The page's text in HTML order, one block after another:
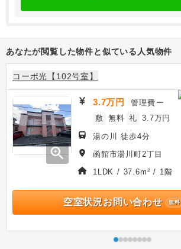
あなたが閲覧した物件と似ている人気物件
コーポ光【102号室】
zoom_in
3.7万円 管理費 ー
敷 無料 礼 3.7万円
湯の川 徒歩4分
函館市湯川町2丁目
1LDK / 37.6m² / 1階
空室状況お問い合わせ 無料